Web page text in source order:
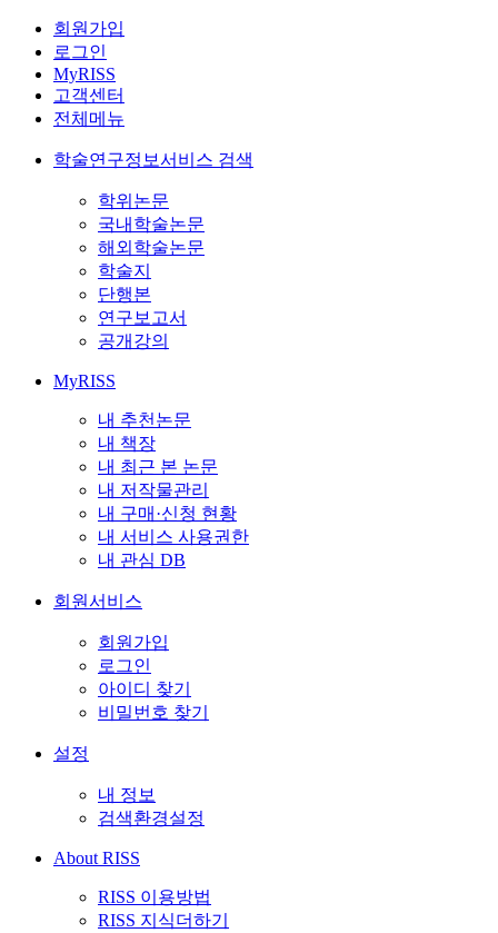
회원가입
로그인
MyRISS
고객센터
전체메뉴
학술연구정보서비스 검색
학위논문
국내학술논문
해외학술논문
학술지
단행본
연구보고서
공개강의
MyRISS
내 추천논문
내 책장
내 최근 본 논문
내 저작물관리
내 구매·신청 현황
내 서비스 사용권한
내 관심 DB
회원서비스
회원가입
로그인
아이디 찾기
비밀번호 찾기
설정
내 정보
검색환경설정
About RISS
RISS 이용방법
RISS 지식더하기